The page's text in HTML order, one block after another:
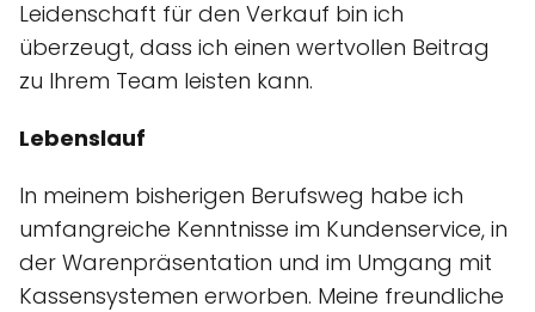
Leidenschaft für den Verkauf bin ich
überzeugt, dass ich einen wertvollen Beitrag
zu Ihrem Team leisten kann.
Lebenslauf
In meinem bisherigen Berufsweg habe ich
umfangreiche Kenntnisse im Kundenservice, in
der Warenpräsentation und im Umgang mit
Kassensystemen erworben. Meine freundliche